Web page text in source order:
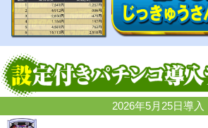
2026年5月25日導入